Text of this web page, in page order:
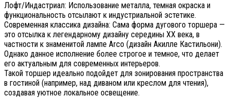
Лофт/Индастриал: Использование металла, темная окраска и
функциональность отсылают к индустриальной эстетике.
Современная классика дизайна: Сама форма дугового торшера —
это отсылка к легендарному дизайну середины XX века, в
частности к знаменитой лампе Arco (дизайн Акилле Кастильони).
Однако данное исполнение более строгое и темное, что делает
его актуальным для современных интерьеров.
Такой торшер идеально подойдет для зонирования пространства
в гостиной (например, над диваном или креслом для чтения),
создавая уютное локальное освещение.